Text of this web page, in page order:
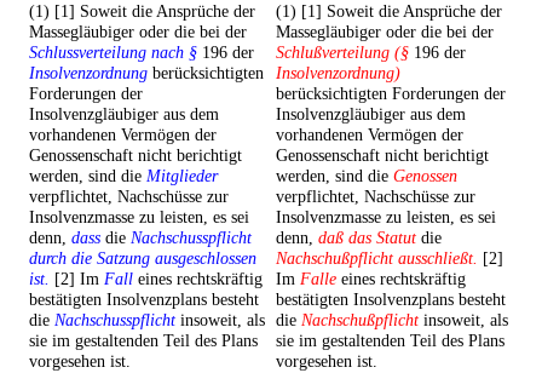
(1) [1] Soweit die Ansprüche der
Massegläubiger oder die bei der
Schlussverteilung nach § 196 der
Insolvenzordnung berücksichtigten
Forderungen der
Insolvenzgläubiger aus dem
vorhandenen Vermögen der
Genossenschaft nicht berichtigt
werden, sind die Mitglieder
verpflichtet, Nachschüsse zur
Insolvenzmasse zu leisten, es sei
denn, dass die Nachschusspflicht
durch die Satzung ausgeschlossen
ist. [2] Im Fall eines rechtskräftig
bestätigten Insolvenzplans besteht
die Nachschusspflicht insoweit, als
sie im gestaltenden Teil des Plans
vorgesehen ist.
(1) [1] Soweit die Ansprüche der
Massegläubiger oder die bei der
Schlußverteilung (§ 196 der
Insolvenzordnung)
berücksichtigten Forderungen der
Insolvenzgläubiger aus dem
vorhandenen Vermögen der
Genossenschaft nicht berichtigt
werden, sind die Genossen
verpflichtet, Nachschüsse zur
Insolvenzmasse zu leisten, es sei
denn, daß das Statut die
Nachschußpflicht ausschließt. [2]
Im Falle eines rechtskräftig
bestätigten Insolvenzplans besteht
die Nachschußpflicht insoweit, als
sie im gestaltenden Teil des Plans
vorgesehen ist.